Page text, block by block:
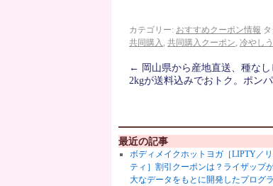
カテゴリー: おすすめクーポン情報
共同購入 , 共同購入クーポン, 冷やし
← 岡山県から産地直送、種な
2kgが送料込みでおトク。ポン
最近の記事
ボディメイクホットヨガ［LIPTY／
ティ］割引クーポンは？ライザップ
大なデータをもとに開発したプログ